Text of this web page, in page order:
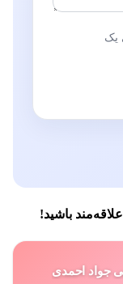
یک
باشید!
جواد احمدی